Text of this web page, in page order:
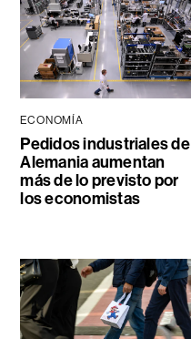
ECONOMÍA
Pedidos industriales de
Alemania aumentan
más de lo previsto por
los economistas